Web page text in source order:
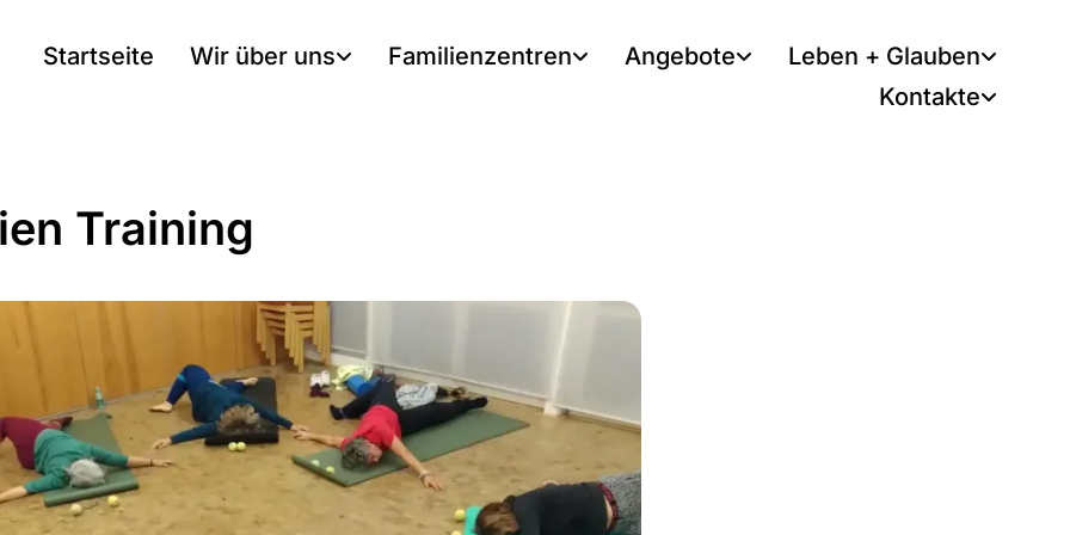
Startseite Wir über uns Familienzentren Angebote
Leben + Glauben
Kontakte
Training